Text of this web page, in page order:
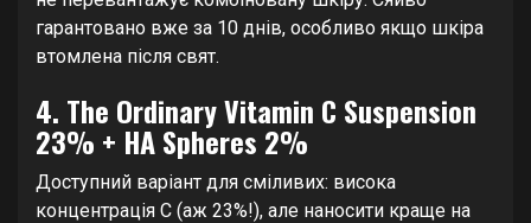
гарантовано вже за 10 днів, особливо якщо шкіра
втомлена після свят.
4. The Ordinary Vitamin C Suspension
23% + HA Spheres 2%
Доступний варіант для сміливих: висока
концентрація C (аж 23%!), але наносити краще на